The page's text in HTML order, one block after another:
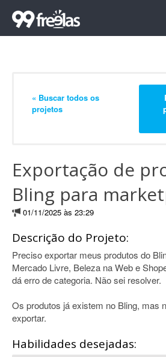
« Buscar todos os
projetos
Exportação de
Bling para
01/11/2025 às 23:29
Descrição do Projeto:
Preciso exportar meus produtos do
Mercado Livre, Beleza na Web e
dá erro de categoria. Não sei resolver.
Os produtos já existem no Bling, mas
exportar.
Habilidades desejadas: